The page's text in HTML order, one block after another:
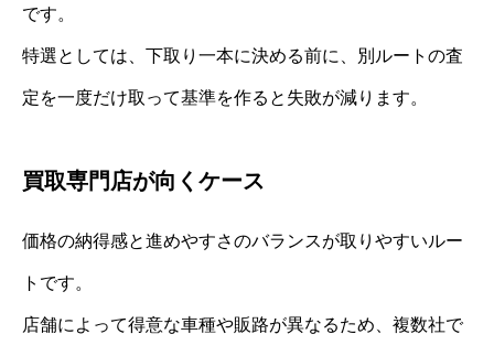
です。
特選としては、下取り一本に決める前に、別ルートの査
定を一度だけ取って基準を作ると失敗が減ります。
買取専門店が向くケース
価格の納得感と進めやすさのバランスが取りやすいルー
トです。
店舗によって得意な車種や販路が異なるため、複数社で